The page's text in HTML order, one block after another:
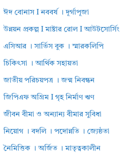
ঈদ বোনাস I নববর্ষ । দূর্গাপূজা
উন্নয়ন প্রকল্প I মাষ্টার রোল I আউটসোর্সিং
এসিআর । সার্ভিস বুক । স্মারকলিপি
চিকিৎসা । আর্থিক সহায়তা
জাতীয় পরিচয়পত্র । জন্ম নিবন্ধন
জিপিএফ অগ্রিম I গৃহ নির্মাণ ঋণ
জীবন বীমা ও অন্যান্য বীমার সুবিধা
নিয়োগ । বদলি । পদোন্নতি । জ্যেষ্ঠতা
নৈমিত্তিক । অর্জিত । মাতৃত্বকালীন